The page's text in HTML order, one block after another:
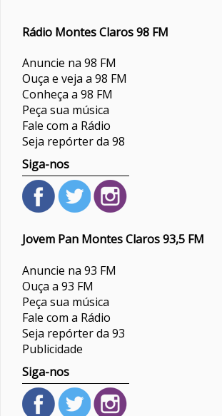
Rádio Montes Claros 98 FM
Anuncie na 98 FM
Ouça e veja a 98 FM
Conheça a 98 FM
Peça sua música
Fale com a Rádio
Seja repórter da 98
Siga-nos
Jovem Pan Montes Claros 93,5 FM
Anuncie na 93 FM
Ouça a 93 FM
Peça sua música
Fale com a Rádio
Seja repórter da 93
Publicidade
Siga-nos